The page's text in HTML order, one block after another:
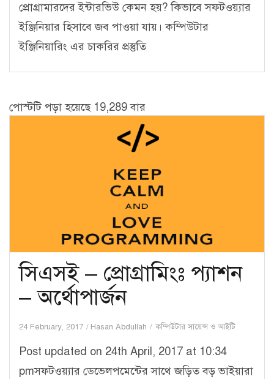
প্রোগ্রামারদের ইন্টারভিউ কেমন হয়? কিভাবে সফটওয়্যার
ইঞ্জিনিয়ার হিসাবে জব পাওয়া যায়। কম্পিউটার
ইঞ্জিনিয়ারিং এর চাকরির প্রস্তুতি
পোস্টটি পড়া হয়েছে 19,289 বার
সিএসই – প্রোগ্রামিংঃ প্যাশন
– অর্থোপার্জন
24 February, 2017 Hasan Abdullah কম্পিউটার সায়েন্স ও আইটি
Post updated on 24th April, 2017 at 10:34
pmসফটওয়্যার ডেভেলপমেন্টের সাথে জড়িত বড় ভাইয়ারা